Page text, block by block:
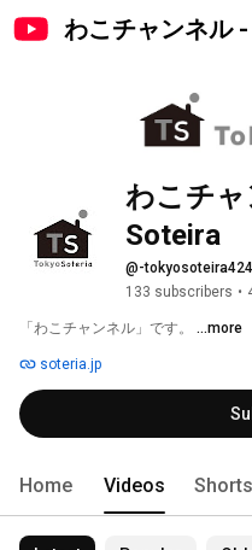
わこチャンネル
わこチ
Soteira
@-tokyosoteira424
133 subscribers •
「わこチャンネル」です。 ...more
soteria.jp
Home Videos Shorts